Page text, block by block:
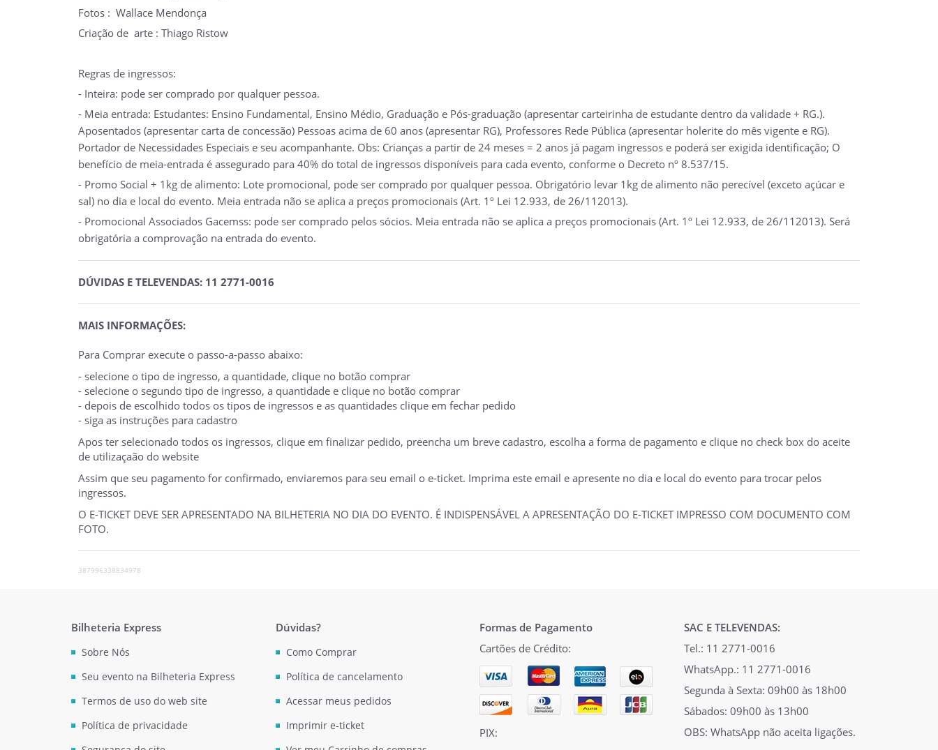
Fotos : Wallace Mendonça
Criação de arte : Thiago Ristow
Regras de ingressos:
- Inteira: pode ser comprado por qualquer pessoa.
- Meia entrada: Estudantes: Ensino Fundamental, Ensino Médio, Graduação e Pós-graduação (apresentar carteirinha de estudante dentro da validade + RG.).
Aposentados (apresentar carta de concessão) Pessoas acima de 60 anos (apresentar RG), Professores Rede Pública (apresentar holerite do mês vigente e RG).
Portador de Necessidades Especiais e seu acompanhante. Obs: Crianças a partir de 24 meses = 2 anos já pagam ingressos e poderá ser exigida identificação; O
benefício de meia-entrada é assegurado para 40% do total de ingressos disponíveis para cada evento, conforme o Decreto nº 8.537/15.
- Promo Social + 1kg de alimento: Lote promocional, pode ser comprado por qualquer pessoa. Obrigatório levar 1kg de alimento não perecível (exceto açúcar e
sal) no dia e local do evento. Meia entrada não se aplica a preços promocionais (Art. 1º Lei 12.933, de 26/112013).
- Promocional Associados Gacemss: pode ser comprado pelos sócios. Meia entrada não se aplica a preços promocionais (Art. 1º Lei 12.933, de 26/112013). Será
obrigatória a comprovação na entrada do evento.
DÚVIDAS E TELEVENDAS: 11 2771-0016
MAIS INFORMAÇÕES:
Para Comprar execute o passo-a-passo abaixo:
- selecione o tipo de ingresso, a quantidade, clique no botão comprar
- selecione o segundo tipo de ingresso, a quantidade e clique no botão comprar
- depois de escolhido todos os tipos de ingressos e as quantidades clique em fechar pedido
- siga as instruções para cadastro
Apos ter selecionado todos os ingressos, clique em finalizar pedido, preencha um breve cadastro, escolha a forma de pagamento e clique no check box do aceite
de utilizaçaão do website
Assim que seu pagamento for confirmado, enviaremos para seu email o e-ticket. Imprima este email e apresente no dia e local do evento para trocar pelos
ingressos.
O E-TICKET DEVE SER APRESENTADO NA BILHETERIA NO DIA DO EVENTO. É INDISPENSÁVEL A APRESENTAÇÃO DO E-TICKET IMPRESSO COM DOCUMENTO COM
FOTO.
387996338834978
Bilheteria Express
Sobre Nós
Seu evento na Bilheteria Express
Termos de uso do web site
Política de privacidade
Dúvidas?
Como Comprar
Política de cancelamento
Acessar meus pedidos
Imprimir e-ticket
Formas de Pagamento
Cartões de Crédito:
PIX:
SAC E TELEVENDAS:
Tel.: 11 2771-0016
WhatsApp.: 11 2771-0016
Segunda à Sexta: 09h00 às 18h00
Sábados: 09h00 às 13h00
OBS: WhatsApp não aceita ligações.